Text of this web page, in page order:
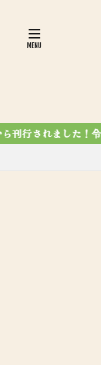
7第4刷達成✨